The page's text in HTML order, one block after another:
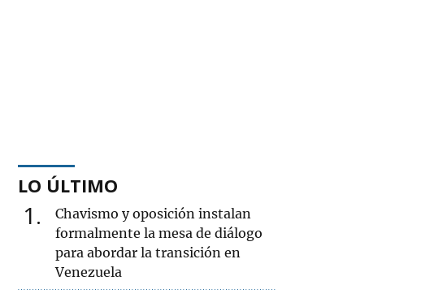
LO ÚLTIMO
1
Chavismo y oposición instalan
formalmente la mesa de diálogo
para abordar la transición en
Venezuela